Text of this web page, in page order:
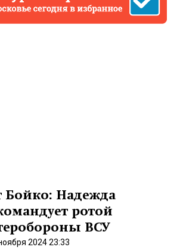
Бойко: Надежда
ротой
ВСУ
2024 23:33